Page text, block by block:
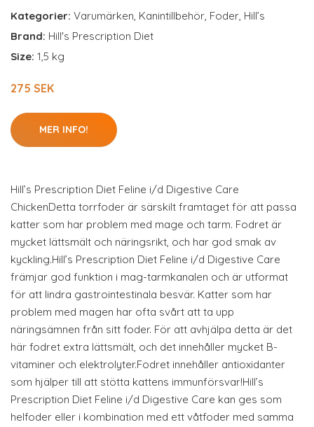
Kategorier: Varumärken, Kanintillbehör, Foder, Hill’s
Brand: Hill's Prescription Diet
Size: 1,5 kg
275 SEK
MER INFO!
Hill’s Prescription Diet Feline i/d Digestive Care
ChickenDetta torrfoder är särskilt framtaget för att passa
katter som har problem med mage och tarm. Fodret är
mycket lättsmält och näringsrikt, och har god smak av
kyckling.Hill’s Prescription Diet Feline i/d Digestive Care
främjar god funktion i mag-tarmkanalen och är utformat
för att lindra gastrointestinala besvär. Katter som har
problem med magen har ofta svårt att ta upp
näringsämnen från sitt foder. För att avhjälpa detta är det
här fodret extra lättsmält, och det innehåller mycket B-
vitaminer och elektrolyter.Fodret innehåller antioxidanter
som hjälper till att stötta kattens immunförsvar!Hill’s
Prescription Diet Feline i/d Digestive Care kan ges som
helfoder eller i kombination med ett våtfoder med samma